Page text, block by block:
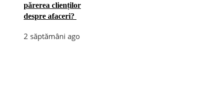
părerea clienților
despre afaceri?
2 săptămâni ago